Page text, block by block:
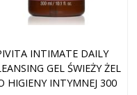
INTIMATE DAILY
GEL ŚWIEŻY ŻEL
HIGIENY INTYMNEJ 300